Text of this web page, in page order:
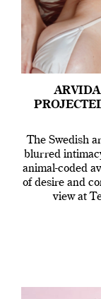
ARVIDA
The Swedish
blurred
animal-coded
of desire and
view at